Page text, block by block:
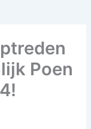
Poen